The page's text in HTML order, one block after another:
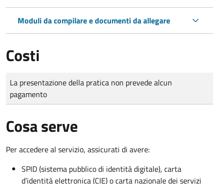
Moduli da compilare e documenti da allegare
Costi
Tipo di pagamento
Importo
La presentazione della pratica non prevede alcun
pagamento
Cosa serve
Per accedere al servizio, assicurati di avere:
SPID (sistema pubblico di identità digitale), carta
d’identità elettronica (CIE) o carta nazionale dei servizi